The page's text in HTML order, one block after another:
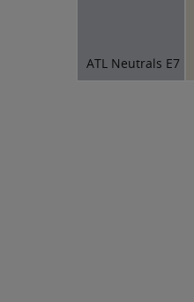
ATL Neutrals E7